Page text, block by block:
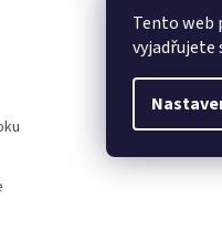
Tento web
vyjadřujete